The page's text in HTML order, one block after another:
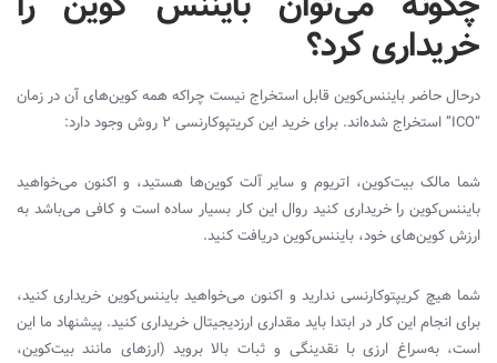
خریداری کرد؟
درحال حاضر بایننس‌کوین قابل استخراج نیست چراکه همه کوین‌های آن در زمان
“
ICO” استخراج شده‌اند. برای خرید این کریتپوکارنسی ۲ روش وجود دارد:
شما مالک بیت‌کوین، اتریوم و سایر آلت‌ کوین‌ها هستید، و اکنون می‌خواهید
بایننس‌کوین را خریداری کنید روال این کار بسیار ساده است و کافی می‌باشد به
ارزش کوین‌های ‌خود، بایننس‌کوین دریافت کنید.
شما هیچ کریپتوکارنسی ندارید و اکنون می‌خواهید بایننس‌کوین خریداری کنید،
برای انجام این کار در ابتدا باید مقداری ارز‌دیجیتال خریداری کنید. پیشنهاد ما این
است، به‌سراغ ارزی با نقدینگی و ثبات بالا بروید (ارزهای مانند بیت‌کوین،